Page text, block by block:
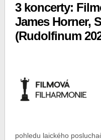
3 koncerty:
James Horner,
(Rudolfinum
pohledu laického